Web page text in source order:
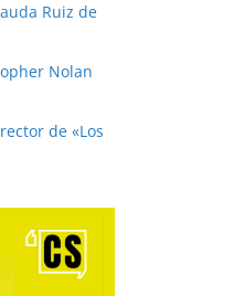
Ruiz de
Nolan
de «Los